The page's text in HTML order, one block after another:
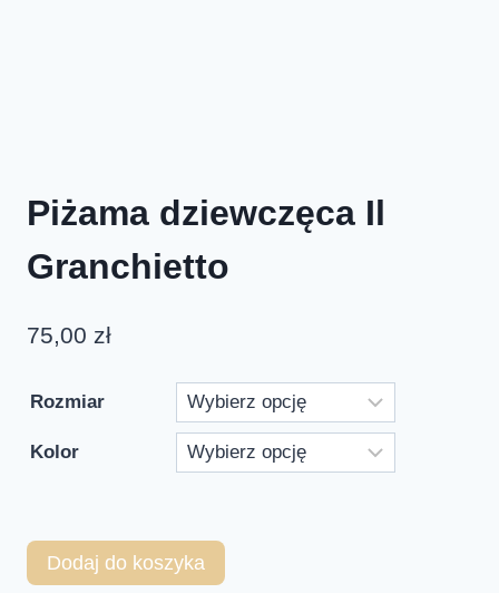
Piżama dziewczęca Il
Granchietto
75,00 zł
Rozmiar
Kolor
Dodaj do koszyka